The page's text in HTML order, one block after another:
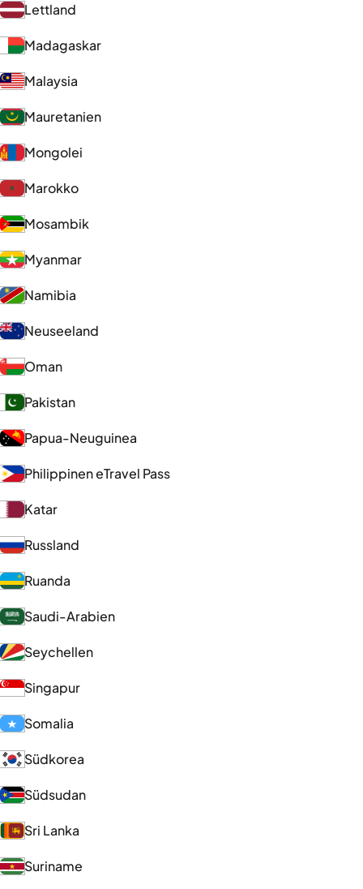
Lettland
Madagaskar
Malaysia
Mauretanien
Mongolei
Marokko
Mosambik
Myanmar
Namibia
Neuseeland
Oman
Pakistan
Papua-Neuguinea
Philippinen eTravel Pass
Katar
Russland
Ruanda
Saudi-Arabien
Seychellen
Singapur
Somalia
Südkorea
Südsudan
Sri Lanka
Suriname